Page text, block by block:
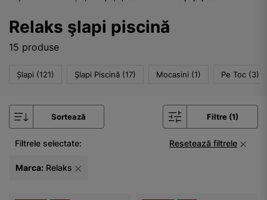
Relaks şlapi piscină
15 produse
Șlapi (121) Şlapi Piscină (17) Mocasini (1) Pe Toc (3)
Sortează Filtre (1)
Filtrele selectate: Resetează filtrele
Marca: Relaks